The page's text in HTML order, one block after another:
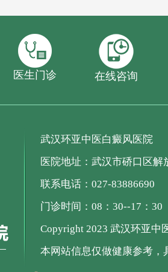
医生门诊 在线咨询
武汉环亚中医白癜风医院
医院地址：武汉市硚口区解
联系电话：027-83886690
门诊时间：08：30--17：30
Copyright 2023 武汉环亚中
本网站信息仅做健康参考，